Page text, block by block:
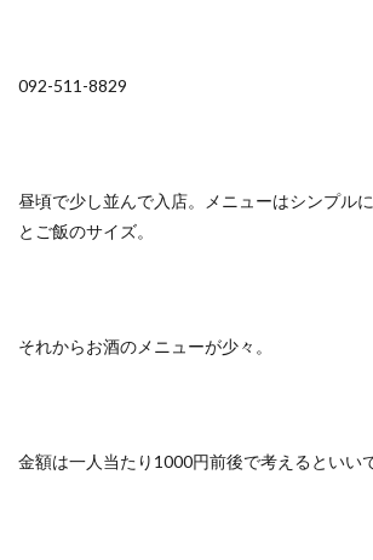
092-511-8829
昼頃で少し並んで入店。メニューはシンプル
とご飯のサイズ。
それからお酒のメニューが少々。
金額は一人当たり1000円前後で考えるといい